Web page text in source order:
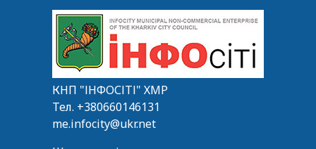
КНП "ІНФОСІТІ" ХМР
Тел. +380660146131
me.infocity@ukr.net